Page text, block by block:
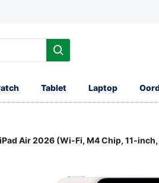
Tablet Laptop
Air 2026 (Wi-Fi, M4 Chip, 11-inch,